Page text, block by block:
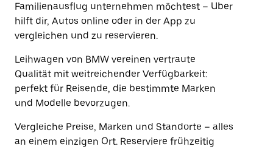
Familienausflug unternehmen möchtest – Uber
hilft dir, Autos online oder in der App zu
vergleichen und zu reservieren.
Leihwagen von BMW vereinen vertraute
Qualität mit weitreichender Verfügbarkeit:
perfekt für Reisende, die bestimmte Marken
und Modelle bevorzugen.
Vergleiche Preise, Marken und Standorte – alles
an einem einzigen Ort. Reserviere frühzeitig